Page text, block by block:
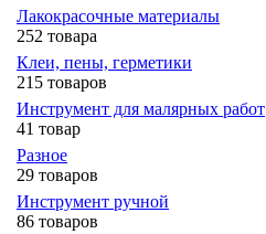
Лакокрасочные материалы
252 товара
Клеи, пены, герметики
215 товаров
Инструмент для малярных работ
41 товар
Разное
29 товаров
Инструмент ручной
86 товаров